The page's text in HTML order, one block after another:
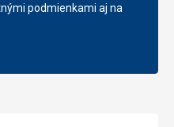
podmienkami aj na